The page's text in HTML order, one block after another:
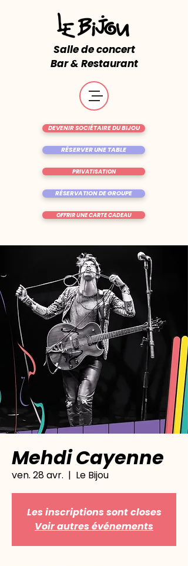
Salle de concert
Bar & Restaurant
RÉSERVER UNE TABLE
OFFRIR UNE CARTE CADEAU
DEVENIR SOCIÉTAIRE DU BIJOU
RÉSERVATION DE GROUPE
PRIVATISATION
Mehdi Cayenne
ven. 28 avr.
  |
Le Bijou
Les inscriptions sont closes
Voir autres événements